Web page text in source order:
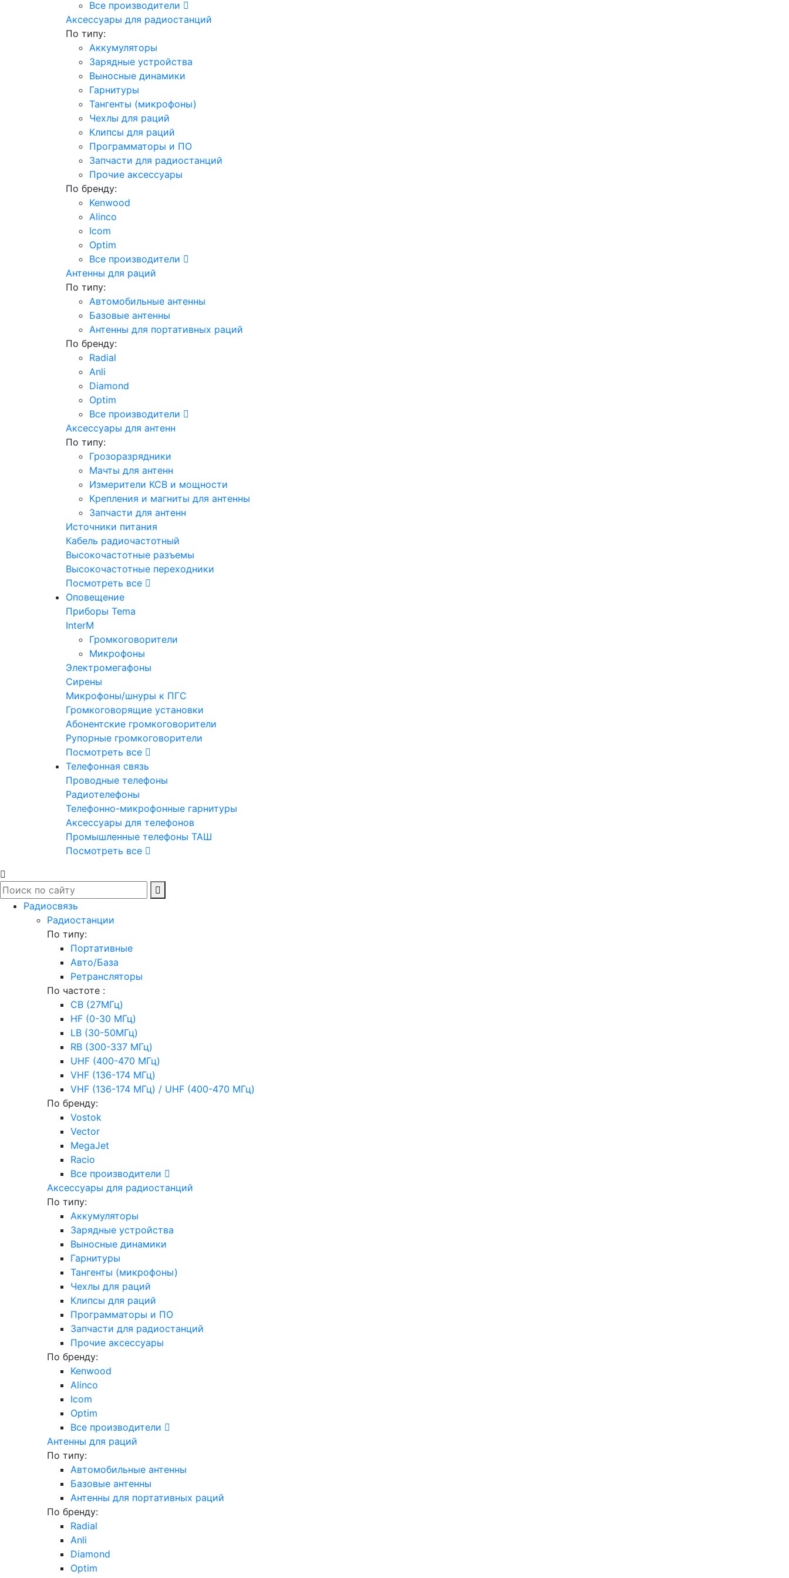
Все производители
Аксессуары для радиостанций
По типу:
Аккумуляторы
Зарядные устройства
Выносные динамики
Гарнитуры
Тангенты (микрофоны)
Чехлы для раций
Клипсы для раций
Программаторы и ПО
Запчасти для радиостанций
Прочие аксессуары
По бренду:
Kenwood
Alinco
Icom
Optim
Все производители
Антенны для раций
По типу:
Автомобильные антенны
Базовые антенны
Антенны для портативных раций
По бренду:
Radial
Anli
Diamond
Optim
Все производители
Аксессуары для антенн
По типу:
Грозоразрядники
Мачты для антенн
Измерители КСВ и мощности
Крепления и магниты для антенны
Запчасти для антенн
Источники питания
Кабель радиочастотный
Высокочастотные разъемы
Высокочастотные переходники
Посмотреть все
Оповещение
Приборы Tema
InterM
Громкоговорители
Микрофоны
Электромегафоны
Сирены
Микрофоны/шнуры к ПГС
Громкоговорящие установки
Абонентские громкоговорители
Рупорные громкоговорители
Посмотреть все
Телефонная связь
Проводные телефоны
Радиотелефоны
Телефонно-микрофонные гарнитуры
Аксессуары для телефонов
Промышленные телефоны ТАШ
Посмотреть все
Радиосвязь
Радиостанции
По типу:
Портативные
Авто/База
Ретрансляторы
По частоте :
CB (27МГц)
HF (0-30 МГц)
LB (30-50МГц)
RB (300-337 МГц)
UHF (400-470 МГц)
VHF (136-174 МГц)
VHF (136-174 МГц) / UHF (400-470 МГц)
По бренду:
Vostok
Vector
MegaJet
Racio
Все производители
Аксессуары для радиостанций
По типу:
Аккумуляторы
Зарядные устройства
Выносные динамики
Гарнитуры
Тангенты (микрофоны)
Чехлы для раций
Клипсы для раций
Программаторы и ПО
Запчасти для радиостанций
Прочие аксессуары
По бренду:
Kenwood
Alinco
Icom
Optim
Все производители
Антенны для раций
По типу:
Автомобильные антенны
Базовые антенны
Антенны для портативных раций
По бренду:
Radial
Anli
Diamond
Optim